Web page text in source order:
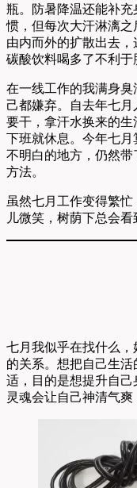
瓶。防暑降温还能补
惯，但每次大汗淋漓
由内而外的扩散出去
碳酸饮料喝多了不利于
在一线工作的我满身
己都嫌弃。自去年七
要干，拿汗水换来的生
下班就休息。今年七
不明白的地方，仍然
方法。
虽然七月工作变得繁
儿微笑，树荫下总会看
七月我似乎在找什么
的关系。想把自己生
适，目的是想提升自
灵魂会让自己神清气爽